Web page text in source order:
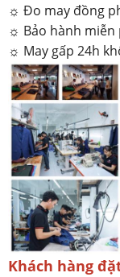
☼ Đo may đồng
☼ Bảo hành miễn
☼ May gấp 24h
Khách hàng